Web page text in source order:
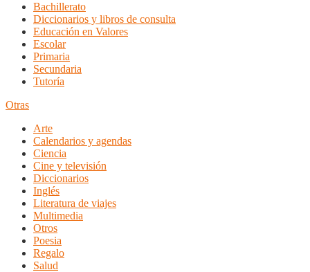
Bachillerato
Diccionarios y libros de consulta
Educación en Valores
Escolar
Primaria
Secundaria
Tutoría
Otras
Arte
Calendarios y agendas
Ciencia
Cine y televisión
Diccionarios
Inglés
Literatura de viajes
Multimedia
Otros
Poesia
Regalo
Salud